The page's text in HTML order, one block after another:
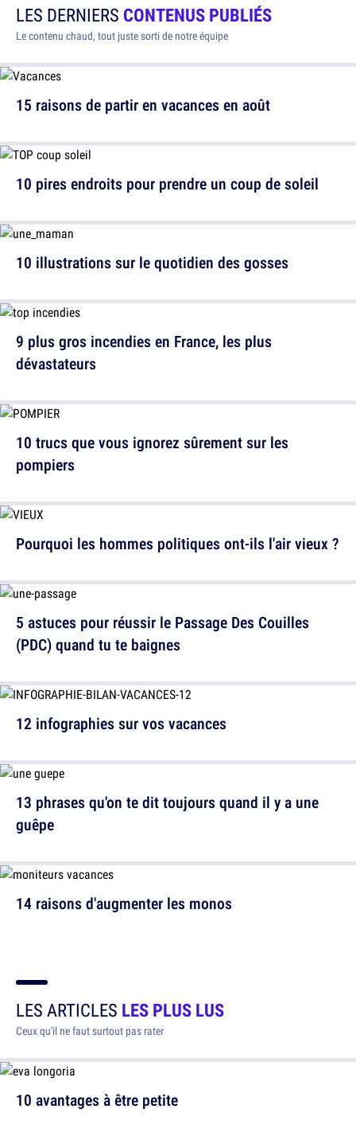
LES DERNIERS CONTENUS PUBLIÉS
Le contenu chaud, tout juste sorti de notre équipe
15 raisons de partir en vacances en août
10 illustrations sur le quotidien des gosses
10 trucs que vous ignorez sûrement sur les
pompiers
5 astuces pour réussir le Passage Des Couilles
(PDC) quand tu te baignes
13 phrases qu'on te dit toujours quand il y a une
guêpe
10 pires endroits pour prendre un coup de soleil
9 plus gros incendies en France, les plus
dévastateurs
Pourquoi les hommes politiques ont-ils l'air vieux ?
12 infographies sur vos vacances
14 raisons d'augmenter les monos
LES ARTICLES LES PLUS LUS
Ceux qu'il ne faut surtout pas rater
10 avantages à être petite